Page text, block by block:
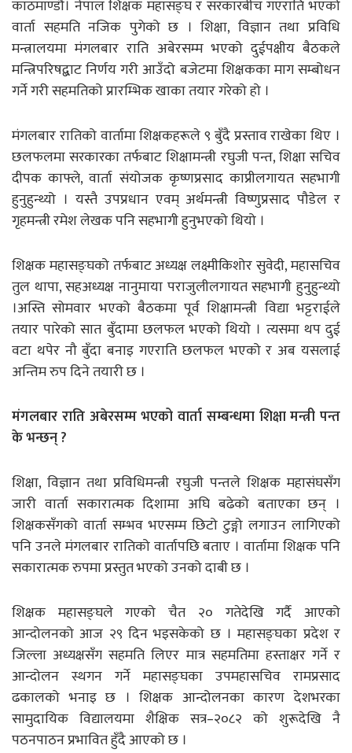
काठमाण्डौ। नेपाल शिक्षक महासङ्घ र सरकारबीच गएराति भएको
वार्ता सहमति नजिक पुगेको छ । शिक्षा, विज्ञान तथा प्रविधि
मन्त्रालयमा मंगलबार राति अबेरसम्म भएको दुईपक्षीय बैठकले
मन्त्रिपरिषद्बाट निर्णय गरी आउँदो बजेटमा शिक्षकका माग सम्बोधन
गर्ने गरी सहमतिको प्रारम्भिक खाका तयार गरेको हो ।
मंगलबार रातिको वार्तामा शिक्षकहरूले ९ बुँदै प्रस्ताव राखेका थिए ।
छलफलमा सरकारका तर्फबाट शिक्षामन्त्री रघुजी पन्त, शिक्षा सचिव
दीपक काफ्ले, वार्ता संयोजक कृष्णप्रसाद काप्रीलगायत सहभागी
हुनुहुन्थ्यो । यस्तै उपप्रधान एवम् अर्थमन्त्री विष्णुप्रसाद पौडेल र
गृहमन्त्री रमेश लेखक पनि सहभागी हुनुभएको थियो ।
शिक्षक महासङ्घको तर्फबाट अध्यक्ष लक्ष्मीकिशोर सुवेदी, महासचिव
तुल थापा, सहअध्यक्ष नानुमाया पराजुलीलगायत सहभागी हुनुहुन्थ्यो
।अस्ति सोमवार भएको बैठकमा पूर्व शिक्षामन्त्री विद्या भट्टराईले
तयार पारेको सात बुँदामा छलफल भएको थियो । त्यसमा थप दुई
वटा थपेर नौ बुँदा बनाइ गएराति छलफल भएको र अब यसलाई
अन्तिम रुप दिने तयारी छ ।
मंगलबार राति अबेरसम्म भएको वार्ता सम्बन्धमा शिक्षा मन्त्री पन्त
के भन्छन् ?
शिक्षा, विज्ञान तथा प्रविधिमन्त्री रघुजी पन्तले शिक्षक महासंघसँग
जारी वार्ता सकारात्मक दिशामा अघि बढेको बताएका छन् ।
शिक्षकसँगको वार्ता सम्भव भएसम्म छिटो टुङ्गो लगाउन लागिएको
पनि उनले मंगलबार रातिको वार्तापछि बताए । वार्तामा शिक्षक पनि
सकारात्मक रुपमा प्रस्तुत भएको उनको दाबी छ ।
शिक्षक महासङ्घले गएको चैत २० गतेदेखि गर्दै आएको
आन्दोलनको आज २९ दिन भइसकेको छ । महासङ्घका प्रदेश र
जिल्ला अध्यक्षसँग सहमति लिएर मात्र सहमतिमा हस्ताक्षर गर्ने र
आन्दोलन स्थगन गर्ने महासङ्घका उपमहासचिव रामप्रसाद
ढकालको भनाइ छ । शिक्षक आन्दोलनका कारण देशभरका
सामुदायिक विद्यालयमा शैक्षिक सत्र–२०८२ को शुरूदेखि नै
पठनपाठन प्रभावित हुँदै आएको छ ।